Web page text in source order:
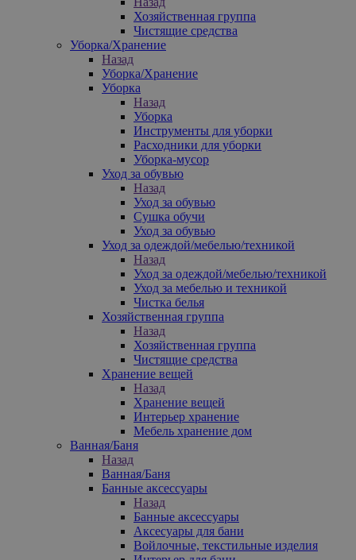
Хозяйственная группа
Чистящие средства
Уборка/Хранение
Назад
Уборка/Хранение
Уборка
Назад
Уборка
Инструменты для уборки
Расходники для уборки
Уборка-мусор
Уход за обувью
Назад
Уход за обувью
Сушка обучи
Уход за обувью
Уход за одеждой/мебелью/техникой
Назад
Уход за одеждой/мебелью/техникой
Уход за мебелью и техникой
Чистка белья
Хозяйственная группа
Назад
Хозяйственная группа
Чистящие средства
Хранение вещей
Назад
Хранение вещей
Интерьер хранение
Мебель хранение дом
Ванная/Баня
Назад
Ванная/Баня
Банные аксессуары
Назад
Банные аксессуары
Аксесуары для бани
Войлочные, текстильные изделия